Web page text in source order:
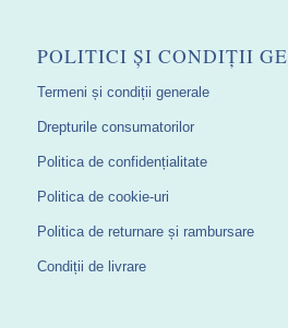
POLITICI ȘI CONDIȚII
Termeni și condiții generale
Drepturile consumatorilor
Politica de confidențialitate
Politica de cookie-uri
Politica de returnare și rambursare
Condiții de livrare